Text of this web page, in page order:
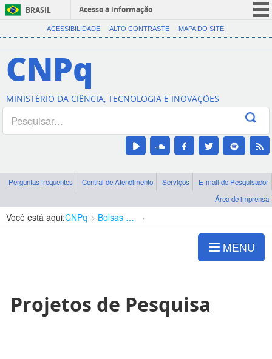
BRASIL
Acesso à informação
CORONAVÍRUS (COVID-19)
Canais
ACESSIBILIDADE ALTO CONTRASTE MAPA DO SITE
CNPq
MINISTÉRIO DA CIÊNCIA, TECNOLOGIA E INOVAÇÕES
Perguntas frequentes Central de Atendimento Serviços
E-mail do Pesquisador
Área de imprensa
Você está aqui:CNPq Bolsas e Auxílios Vigentes
MENU
Projetos de Pesquisa